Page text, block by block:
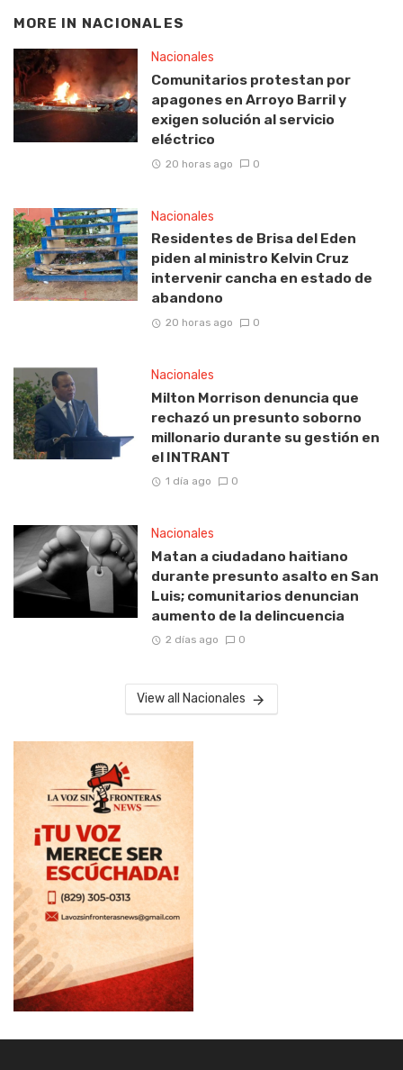
MORE IN NACIONALES
Nacionales
Comunitarios protestan por
apagones en Arroyo Barril y
exigen solución al servicio
eléctrico
20 horas ago 0
Nacionales
Residentes de Brisa del Eden
piden al ministro Kelvin Cruz
intervenir cancha en estado de
abandono
20 horas ago 0
Nacionales
Milton Morrison denuncia que
rechazó un presunto soborno
millonario durante su gestión en
el INTRANT
1 día ago 0
Nacionales
Matan a ciudadano haitiano
durante presunto asalto en San
Luis; comunitarios denuncian
aumento de la delincuencia
2 días ago 0
View all Nacionales